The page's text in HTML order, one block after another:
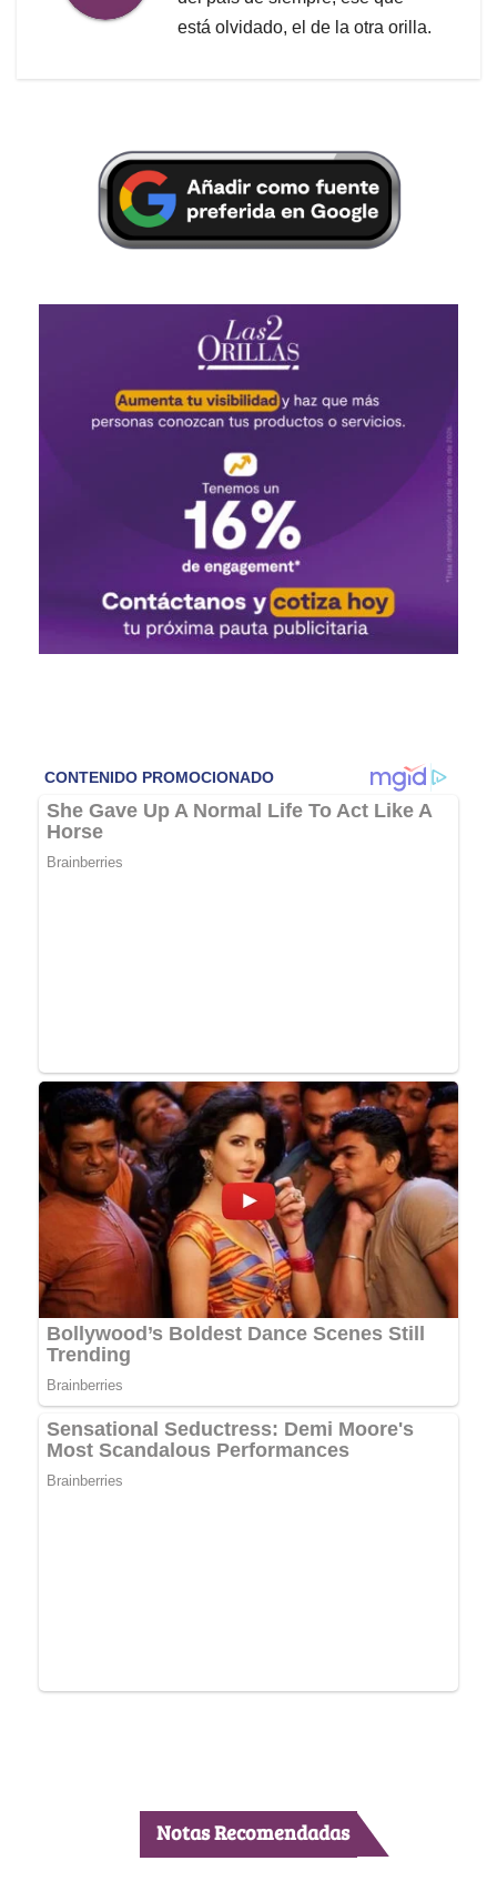
está olvidado, el de la otra orilla.
Notas Recomendadas